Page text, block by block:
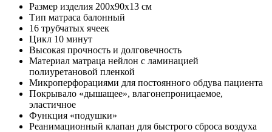
Размер изделия 200х90х13 см
Тип матраса балонный
16 трубчатых ячеек
Цикл 10 минут
Высокая прочность и долговечность
Материал матраца нейлон с ламинацией
полиуретановой пленкой
Микроперфорациями для постоянного обдува пациента
Покрывало «дышащее», влагонепроницаемое,
эластичное
Функция «подушки»
Реанимационный клапан для быстрого сброса воздуха